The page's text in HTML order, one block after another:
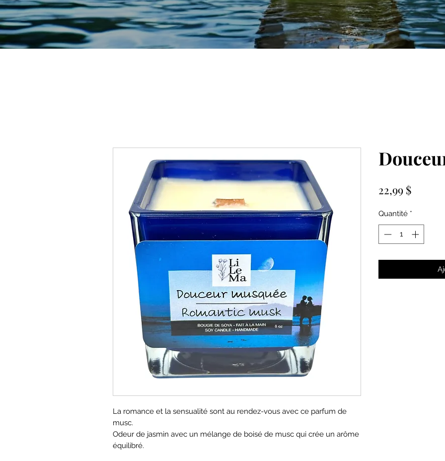
La romance et la sensualité sont au rendez-vous avec ce parfum de
musc.
Odeur de jasmin avec un mélange de boisé de musc qui crée un arôme
équilibré.
22,99 $
Quantité *